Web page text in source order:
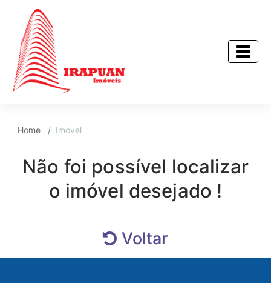
Home Imóvel
Não foi possível localizar
o imóvel desejado !
Voltar